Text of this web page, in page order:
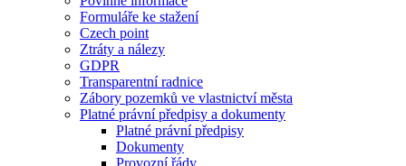
Formuláře ke stažení
Czech point
Ztráty a nálezy
GDPR
Transparentní radnice
Zábory pozemků ve vlastnictví města
Platné právní předpisy a dokumenty
Platné právní předpisy
Dokumenty
Provozní řády